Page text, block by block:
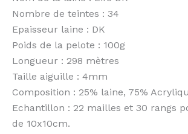
Nombre de teintes : 34
Epaisseur laine : DK
Poids de la pelote : 100g
Longueur : 298 mètres
Taille aiguille : 4mm
Composition : 25% laine, 75%
Echantillon : 22 mailles et 30 rangs
de 10x10cm.